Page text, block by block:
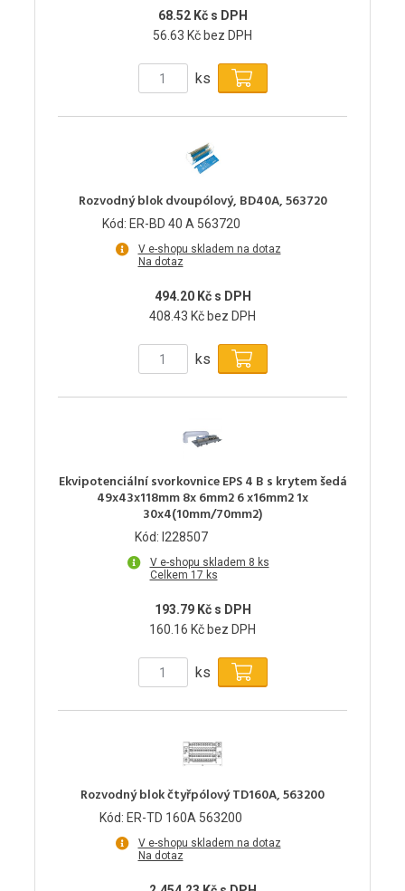
68.52 Kč s DPH
56.63 Kč bez DPH
ks
Rozvodný blok dvoupólový, BD40A, 563720
Kód: ER-BD 40 A 563720
V e-shopu skladem na dotaz
Na dotaz
494.20 Kč s DPH
408.43 Kč bez DPH
ks
Ekvipotenciální svorkovnice EPS 4 B s krytem šedá
49x43x118mm 8x 6mm2 6 x16mm2 1x
30x4(10mm/70mm2)
Kód: I228507
V e-shopu skladem 8 ks
Celkem 17 ks
193.79 Kč s DPH
160.16 Kč bez DPH
ks
Rozvodný blok čtyřpólový TD160A, 563200
Kód: ER-TD 160A 563200
V e-shopu skladem na dotaz
Na dotaz